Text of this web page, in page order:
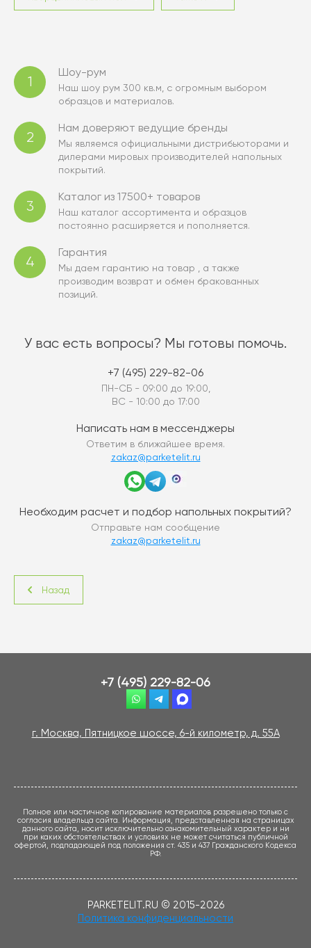
1
Шоу-рум
Наш шоу рум 300 кв.м, с огромным выбором
образцов и материалов.
2
Нам доверяют ведущие бренды
Мы являемся официальными дистрибьюторами и
дилерами мировых производителей напольных
покрытий.
3
Каталог из 17500+ товаров
Наш каталог ассортимента и образцов
постоянно расширяется и пополняется.
4
Гарантия
Мы даем гарантию на товар , а также
производим возврат и обмен бракованных
позиций.
У вас есть вопросы? Мы готовы помочь.
+7 (495) 229-82-06
ПН-СБ - 09:00 до 19:00,
ВС - 10:00 до 17:00
Написать нам в мессенджеры
Ответим в ближайшее время.
zakaz@parketelit.ru
Необходим расчет и подбор напольных покрытий?
Отправьте нам сообщение
zakaz@parketelit.ru
Назад
+7 (495) 229-82-06
г. Москва, Пятницкое шоссе, 6-й километр, д. 55А
Полное или частичное копирование материалов разрешено только с
согласия владельца сайта. Информация, представленная на страницах
данного сайта, носит исключительно ознакомительный характер и ни
при каких обстоятельствах и условиях не может считаться публичной
офертой, подпадающей под положения ст. 435 и 437 Гражданского Кодекса
РФ.
PARKETELIT.RU © 2015-2026
Политика конфиденциальности